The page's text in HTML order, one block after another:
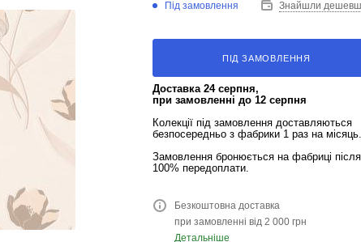
Під замовлення Знайшли
ПІД ЗАМОВЛЕННЯ
Доставка 24 серпня,
при замовленні до 12 серпня
Колекції під замовлення доставляються
безпосередньо з фабрики 1 раз на місяць.
Замовлення бронюється на фабриці після
100% передоплати.
Безкоштовна доставка
при замовленні від 2 000 грн
Детальніше